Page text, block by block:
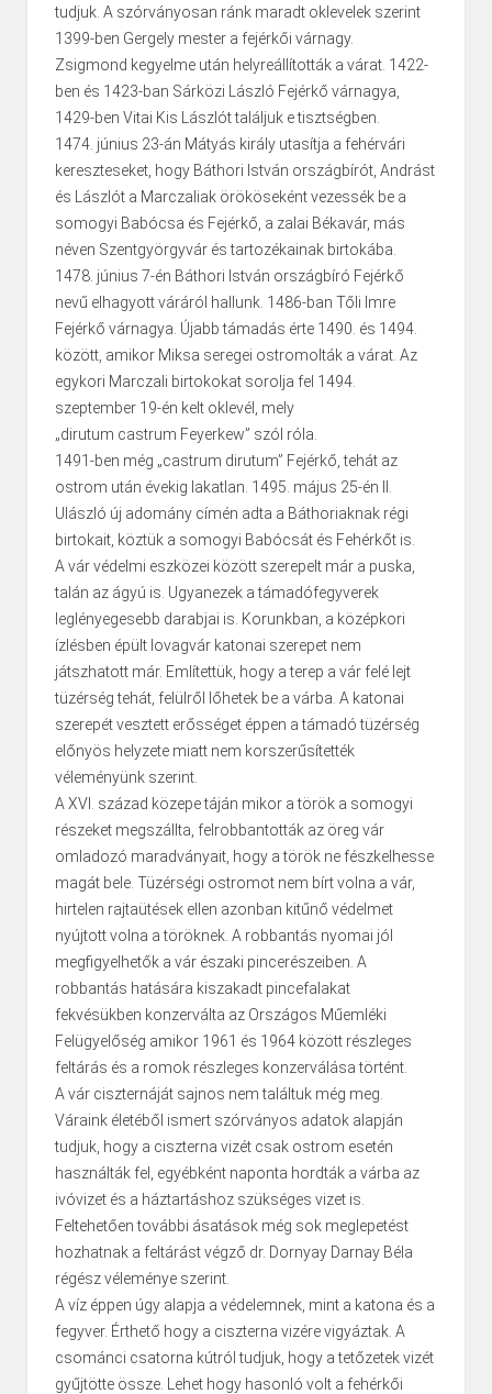
tudjuk. A szórványosan ránk maradt oklevelek szerint
1399-ben Gergely mester a fejérkői várnagy.
Zsigmond kegyelme után helyreállították a várat. 1422-
ben és 1423-ban Sárközi László Fejérkő várnagya,
1429-ben Vitai Kis Lászlót találjuk e tisztségben.
1474. június 23-án Mátyás király utasítja a fehérvári
kereszteseket, hogy Báthori István országbírót, Andrást
és Lászlót a Marczaliak örököseként vezessék be a
somogyi Babócsa és Fejérkő, a zalai Békavár, más
néven Szentgyörgyvár és tartozékainak birtokába.
1478. június 7-én Báthori István országbíró Fejérkő
nevű elhagyott váráról hallunk. 1486-ban Tőli Imre
Fejérkő várnagya. Újabb támadás érte 1490. és 1494.
között, amikor Miksa seregei ostromolták a várat. Az
egykori Marczali birtokokat sorolja fel 1494.
szeptember 19-én kelt oklevél, mely
„dirutum castrum Feyerkew” szól róla.
1491-ben még „castrum dirutum” Fejérkő, tehát az
ostrom után évekig lakatlan. 1495. május 25-én II.
Ulászló új adomány címén adta a Báthoriaknak régi
birtokait, köztük a somogyi Babócsát és Fehérkőt is.
A vár védelmi eszközei között szerepelt már a puska,
talán az ágyú is. Ugyanezek a támadófegyverek
leglényegesebb darabjai is. Korunkban, a középkori
ízlésben épült lovagvár katonai szerepet nem
játszhatott már. Említettük, hogy a terep a vár felé lejt
tüzérség tehát, felülről lőhetek be a várba. A katonai
szerepét vesztett erősséget éppen a támadó tüzérség
előnyös helyzete miatt nem korszerűsítették
véleményünk szerint.
A XVI. század közepe táján mikor a török a somogyi
részeket megszállta, felrobbantották az öreg vár
omladozó maradványait, hogy a török ne fészkelhesse
magát bele. Tüzérségi ostromot nem bírt volna a vár,
hirtelen rajtaütések ellen azonban kitűnő védelmet
nyújtott volna a töröknek. A robbantás nyomai jól
megfigyelhetők a vár északi pincerészeiben. A
robbantás hatására kiszakadt pincefalakat
fekvésükben konzerválta az Országos Műemléki
Felügyelőség amikor 1961 és 1964 között részleges
feltárás és a romok részleges konzerválása történt.
A vár ciszternáját sajnos nem találtuk még meg.
Váraink életéből ismert szórványos adatok alapján
tudjuk, hogy a ciszterna vizét csak ostrom esetén
használták fel, egyébként naponta hordták a várba az
ivóvizet és a háztartáshoz szükséges vizet is.
Feltehetően további ásatások még sok meglepetést
hozhatnak a feltárást végző dr. Dornyay Darnay Béla
régész véleménye szerint.
A víz éppen úgy alapja a védelemnek, mint a katona és a
fegyver. Érthető hogy a ciszterna vizére vigyáztak. A
csománci csatorna kútról tudjuk, hogy a tetőzetek vizét
gyűjtötte össze. Lehet hogy hasonló volt a fehérkői